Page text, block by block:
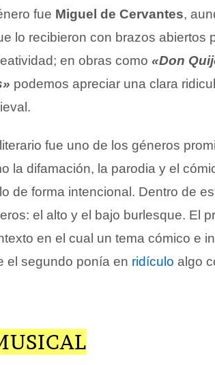
fue Miguel de Cervantes,
lo recibieron con brazos abiertos
en obras como «Don
podemos apreciar una clara
fue uno de los géneros
la difamación, la parodia y el
de forma intencional. Dentro de
el alto y el bajo burlesque. El
en el cual un tema cómico e
el segundo ponía en ridículo algo